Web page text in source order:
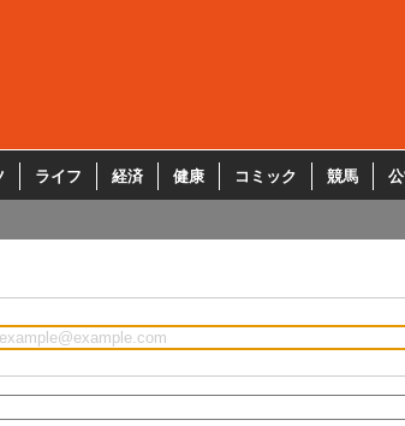
ライフ 経済 健康 コミック 競馬